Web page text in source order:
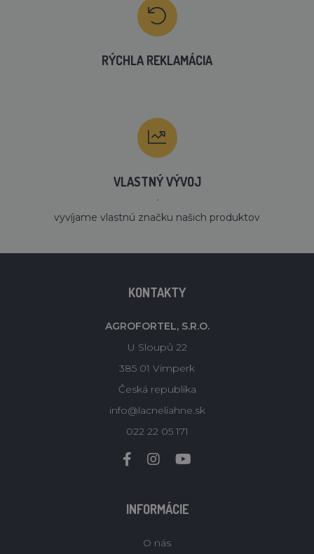
RÝCHLA REKLAMÁCIA
VLASTNÝ VÝVOJ
´
vyvíjame vlastnú značku našich produktov
KONTAKTY
AGROFORTEL, S.R.O.
U Sloupů 22
385 01 Vimperk
Česká republika
info@lacneliahne.sk
022 22 05 171
INFORMÁCIE
O nás